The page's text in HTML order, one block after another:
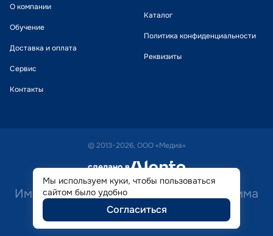
О компании
Обучение
Доставка и оплата
Сервис
Контакты
Каталог
Политика конфиденциальности
Реквизиты
© 2013-2026, ООО «Медиа»
сделано в alente
Имеются противопоказания. Необходима
консультация специалиста.
Мы используем куки, чтобы пользоваться
сайтом было удобно
Согласиться